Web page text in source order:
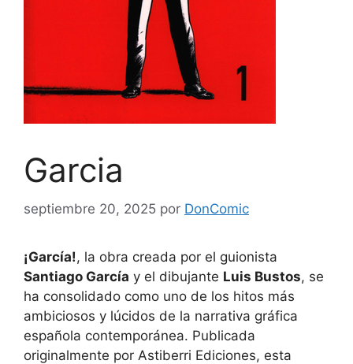
Garcia
septiembre 20, 2025 por DonComic
¡García!, la obra creada por el guionista
Santiago García y el dibujante Luis Bustos, se
ha consolidado como uno de los hitos más
ambiciosos y lúcidos de la narrativa gráfica
española contemporánea. Publicada
originalmente por Astiberri Ediciones, esta